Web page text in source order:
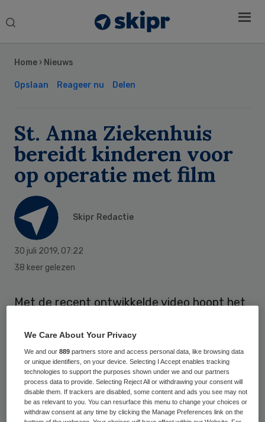
Search
Home › Nieuws
Opslaan Reageer nu Delen
St. Anna Ziekenhuis
bereidt kinderen voor
op operatie met film
Skipr Redactie
30 juli 2019, 07:22
38 keer gelezen
Met de recent ontwikkelde video hoopt het
te maken voor een operatie.
Veel kinderen vinden het spannend om een
operatie te ondergaan. Dit komt
voornamelijk doordat ze niet weten wat
Sidebar
We Care About Your Privacy
We and our889 partners store and access personal data, like browsing data
or unique identifiers, on your device. Selecting I Accept enables tracking
technologies to support the purposes shown under we and our partners
process data to provide. Selecting Reject All or withdrawing your consent will
disable them. If trackers are disabled, some content and ads you see may not
be as relevant to you. You can resurface this menu to change your choices or
withdraw consent at any time by clicking the Manage Preferences link on the